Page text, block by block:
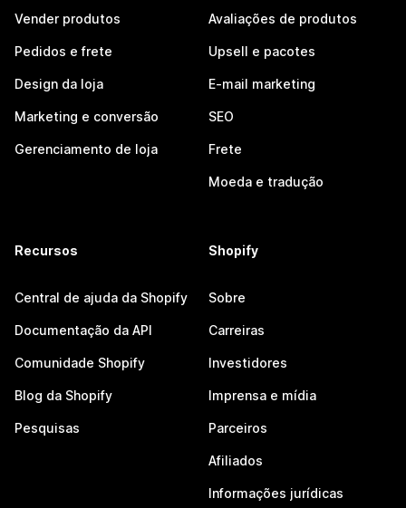
Vender produtos
Pedidos e frete
Design da loja
Marketing e conversão
Gerenciamento de loja
Avaliações de produtos
Upsell e pacotes
E-mail marketing
SEO
Frete
Moeda e tradução
Recursos
Central de ajuda da Shopify
Documentação da API
Comunidade Shopify
Blog da Shopify
Pesquisas
Shopify
Sobre
Carreiras
Investidores
Imprensa e mídia
Parceiros
Afiliados
Informações jurídicas